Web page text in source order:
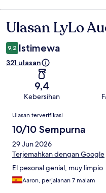
Ulasan
Ulasan LyLo
9,2 Istimewa
321 ulasan
9,4
Kebersihan
Ulasan
Ulasan terverifikasi
10/10 Sempurna
29 Jun 2026
Terjemahkan dengan Google
El pesonal genial, muy limpio
Aaron, perjalanan 7 malam